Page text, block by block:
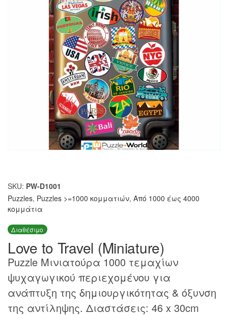
SKU: PW-D1001
Puzzles, Puzzles >=1000 κομματιών, Από 1000 έως 4000
κομμάτια
Διαθέσιμο
Love to Travel (Miniature)
Puzzle Μινιατούρα 1000 τεμαχίων
ψυχαγωγικού περιεχομένου για
ανάπτυξη της δημιουργικότητας & όξυνση
της αντίληψης. Διαστάσεις: 46 x 30cm